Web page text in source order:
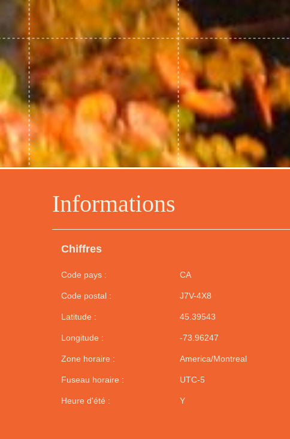
Informations
Chiffres
Code pays : CA
Code postal : J7V-4X8
Latitude : 45.39543
Longitude : -73.96247
Zone horaire : America/Montreal
Fuseau horaire : UTC-5
Heure d'été : Y